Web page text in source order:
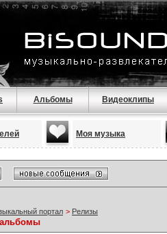
Альбомы Видеоклипы
Моя музыка
портал > Релизы